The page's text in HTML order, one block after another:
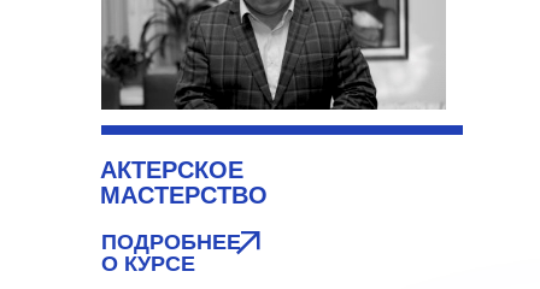
АКТЕРСКОЕ
МАСТЕРСТВО
ПОДРОБНЕЕ
О КУРСЕ